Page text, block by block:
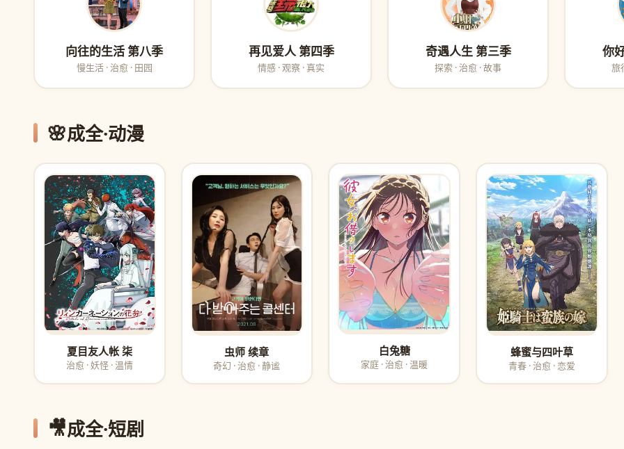
向往的生活 第八季
慢生活 · 治愈 · 田园
再见爱人 第四季
情感 · 观察 · 真实
奇遇人生 第三季
探索 · 治愈 · 故事
你
旅
🌸成全·动漫
夏目友人帐 柒
治愈 · 妖怪 · 温情
虫师 续章
奇幻 · 治愈 · 静谧
白兔糖
家庭 · 治愈 · 温暖
蜂蜜与四叶草
青春 · 治愈 · 恋爱
🎥成全·短剧